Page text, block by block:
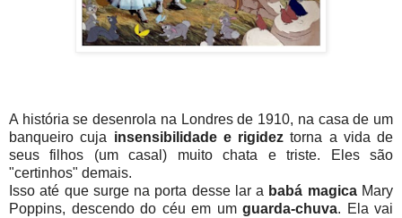
A história se desenrola na Londres de 1910, na casa de um
banqueiro cuja insensibilidade e rigidez torna a vida de
seus filhos (um casal) muito chata e triste. Eles são
"certinhos" demais.
Isso até que surge na porta desse lar a babá magicaMary
Poppins, descendo do céu em um guarda-chuva. Ela vai